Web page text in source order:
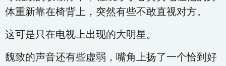
体重新靠在椅背上，突然有些不敢直视对方。
这可是只在电视上出现的大明星。
魏致的声音还有些虚弱，嘴角上扬了一个恰到好